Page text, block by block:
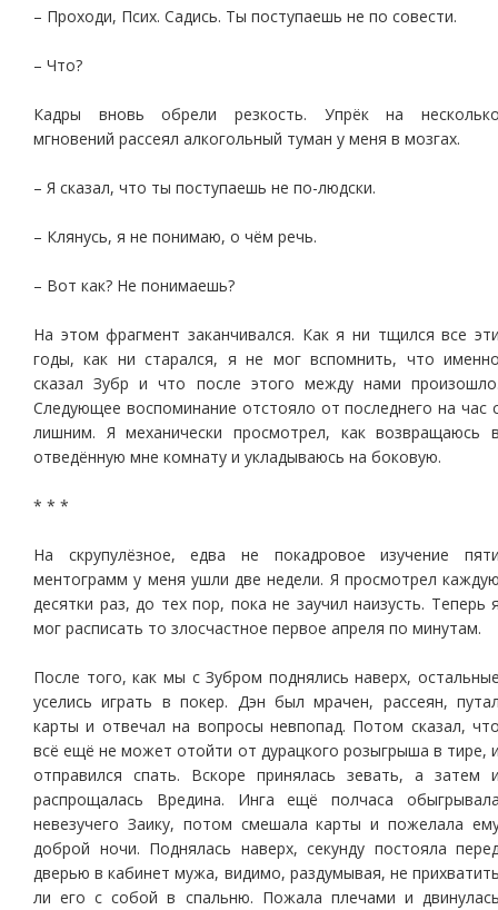
– Проходи, Псих. Садись. Ты поступаешь не по совести.
– Что?
Кадры вновь обрели резкость. Упрёк на
мгновений рассеял алкогольный туман у меня в мозгах.
– Я сказал, что ты поступаешь не по-людски.
– Клянусь, я не понимаю, о чём речь.
– Вот как? Не понимаешь?
На этом фрагмент заканчивался. Как я ни тщился все
годы, как ни старался, я не мог вспомнить, что
сказал Зубр и что после этого между нами
Следующее воспоминание отстояло от последнего на час
лишним. Я механически просмотрел, как возвращаюсь
отведённую мне комнату и укладываюсь на боковую.
* * *
На скрупулёзное, едва не покадровое изучение
ментограмм у меня ушли две недели. Я просмотрел
десятки раз, до тех пор, пока не заучил наизусть. Теперь
мог расписать то злосчастное первое апреля по минутам.
После того, как мы с Зубром поднялись наверх,
уселись играть в покер. Дэн был мрачен, рассеян,
карты и отвечал на вопросы невпопад. Потом сказал,
всё ещё не может отойти от дурацкого розыгрыша в тире,
отправился спать. Вскоре принялась зевать, а затем
распрощалась Вредина. Инга ещё полчаса
невезучего Заику, потом смешала карты и пожелала
доброй ночи. Поднялась наверх, секунду постояла
дверью в кабинет мужа, видимо, раздумывая, не
ли его с собой в спальню. Пожала плечами и